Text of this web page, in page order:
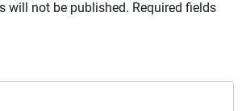
will not be published. Required fields